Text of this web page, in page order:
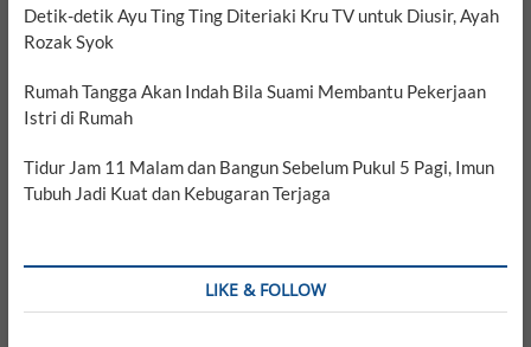
Detik-detik Ayu Ting Ting Diteriaki Kru TV untuk Diusir, Ayah
Rozak Syok
Rumah Tangga Akan Indah Bila Suami Membantu Pekerjaan
Istri di Rumah
Tidur Jam 11 Malam dan Bangun Sebelum Pukul 5 Pagi, Imun
Tubuh Jadi Kuat dan Kebugaran Terjaga
LIKE & FOLLOW